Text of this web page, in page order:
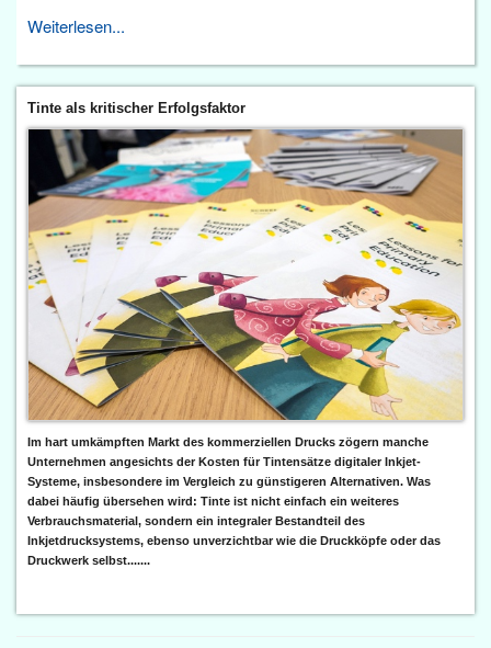
Weiterlesen...
Tinte als kritischer Erfolgsfaktor
Im hart umkämpften Markt des kommerziellen Drucks zögern manche
Unternehmen angesichts der Kosten für Tintensätze digitaler Inkjet-
Systeme, insbesondere im Vergleich zu günstigeren Alternativen. Was
dabei häufig übersehen wird: Tinte ist nicht einfach ein weiteres
Verbrauchsmaterial, sondern ein integraler Bestandteil des
Inkjetdrucksystems, ebenso unverzichtbar wie die Druckköpfe oder das
Druckwerk selbst.......